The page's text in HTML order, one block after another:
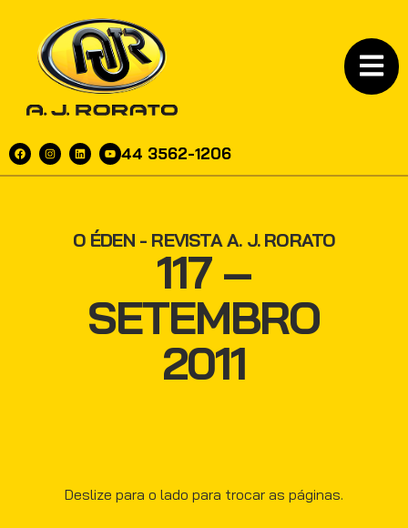
44 3562-1206
O ÉDEN - REVISTA A. J. RORATO
117 –
SETEMBRO
2011
Deslize para o lado para trocar as páginas.